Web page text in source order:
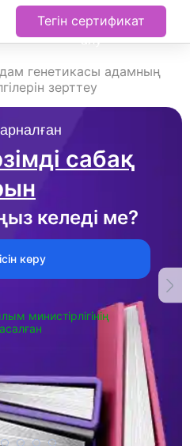
Тегін сертификат
алу
сабақ
келеді ме?
көру
министірлігінің
генетикасы адамның
зерттеу